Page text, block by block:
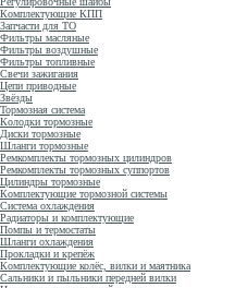
Комплектующие КПП
Запчасти для ТО
Фильтры масляные
Фильтры воздушные
Фильтры топливные
Свечи зажигания
Цепи приводные
Звёзды
Тормозная система
Колодки тормозные
Диски тормозные
Шланги тормозные
Ремкомплекты тормозных цилиндров
Ремкомплекты тормозных суппортов
Цилиндры тормозные
Комплектующие тормозной системы
Система охлаждения
Радиаторы и комплектующие
Помпы и термостаты
Шланги охлаждения
Прокладки и крепёж
Комплектующие колёс, вилки и маятника
Сальники и пыльники передней вилки